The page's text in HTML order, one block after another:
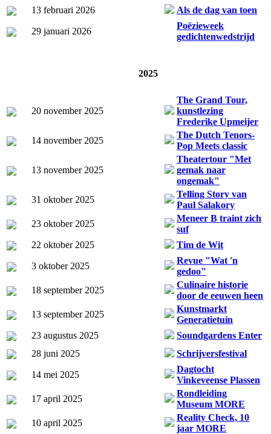
13 februari 2026
Als de dag van toen
29 januari 2026
Poëzieweek
gedichtenwedstrijd
2025
20 november 2025
The Grand Tour,
kunstlezing
Frederike Upmeijer
14 november 2025
The Dutch Tenors-
Pop Meets classic
13 november 2025
Theatertour "Met
gemak naar
ongemak"
31 oktober 2025
Telling Story van
Paul Salakory
23 oktober 2025
Meneer B traint zich
suf
22 oktober 2025
Tim de Wit
3 oktober 2025
Revue "Wat 'n
gedoo"
18 september 2025
Culinaire historie
door de eeuwen heen
13 september 2025
Kunstmarkt
Generatietuin
23 augustus 2025
Soundgardens Enter
28 juni 2025
Schrijversfestival
14 mei 2025
Dagtocht
Vinkeveense Plassen
17 april 2025
Rondleiding
Museum MORE
10 april 2025
Reality Check, 10
jaar MORE